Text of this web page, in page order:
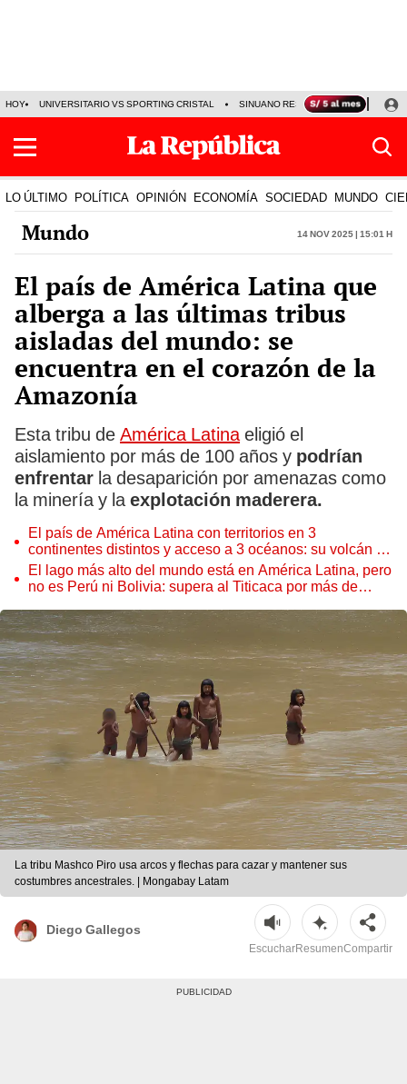
HOY UNIVERSITARIO VS SPORTING CRISTAL SINUANO RESULTADOS HOY
LO ÚLTIMO POLÍTICA OPINIÓN ECONOMÍA SOCIEDAD MUNDO
Mundo 14 Nov 2025 | 15:01 h
El país de América Latina que
alberga a las últimas tribus
aisladas del mundo: se
encuentra en el corazón de la
Amazonía
Esta tribu de América Latinaeligió el
aislamiento por más de 100 años y podrían
enfrentar la desaparición por amenazas como
la minería y la explotación maderera.
El país de América Latina con territorios en 3
continentes distintos y acceso a 3 océanos: su volcán es
el más alto del mundo
El lago más alto del mundo está en América Latina, pero
no es Perú ni Bolivia: supera al Titicaca por más de
La tribu Mashco Piro usa arcos y flechas para cazar y mantener sus
costumbres ancestrales. | Mongabay Latam
Diego Gallegos
EscucharResumenCompartir